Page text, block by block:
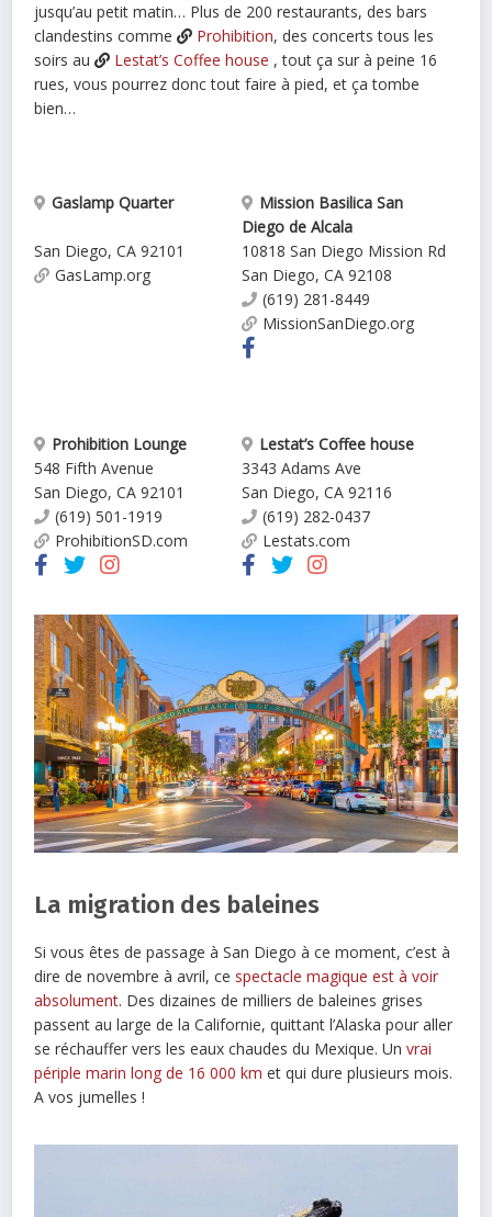
jusqu’au petit matin… Plus de 200 restaurants, des bars
clandestins comme
Prohibition, des concerts tous les
soirs au
Lestat’s Coffee house , tout ça sur à peine 16
rues, vous pourrez donc tout faire à pied, et ça tombe
bien…
Gaslamp Quarter
San Diego, CA 92101
GasLamp.org
Mission Basilica San
Diego de Alcala
10818 San Diego Mission Rd
San Diego, CA 92108
(619) 281-8449
MissionSanDiego.org
Prohibition Lounge
548 Fifth Avenue
San Diego, CA 92101
(619) 501-1919
ProhibitionSD.com
Lestat’s Coffee house
3343 Adams Ave
San Diego, CA 92116
(619) 282-0437
Lestats.com
La migration des baleines
Si vous êtes de passage à San Diego à ce moment, c’est à
dire de novembre à avril, ce spectacle magique est à voir
absolument. Des dizaines de milliers de baleines grises
passent au large de la Californie, quittant l’Alaska pour aller
se réchauffer vers les eaux chaudes du Mexique. Unvrai
périple marin long de 16 000 km et qui dure plusieurs mois.
A vos jumelles !